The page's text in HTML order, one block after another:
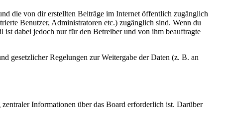
die von dir erstellten Beiträge im Internet öffentlich zugänglich
Benutzer, Administratoren etc.) zugänglich sind. Wenn du
ist dabei jedoch nur für den Betreiber und von ihm beauftragte
gesetzlicher Regelungen zur Weitergabe der Daten (z. B. an
Informationen über das Board erforderlich ist. Darüber